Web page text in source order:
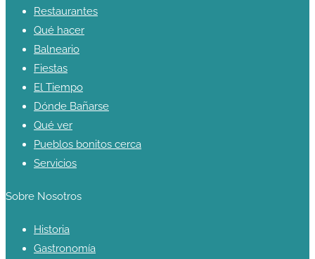
Restaurantes
Qué hacer
Balneario
Fiestas
El Tiempo
Dónde Bañarse
Qué ver
Pueblos bonitos cerca
Servicios
Sobre Nosotros
Historia
Gastronomía